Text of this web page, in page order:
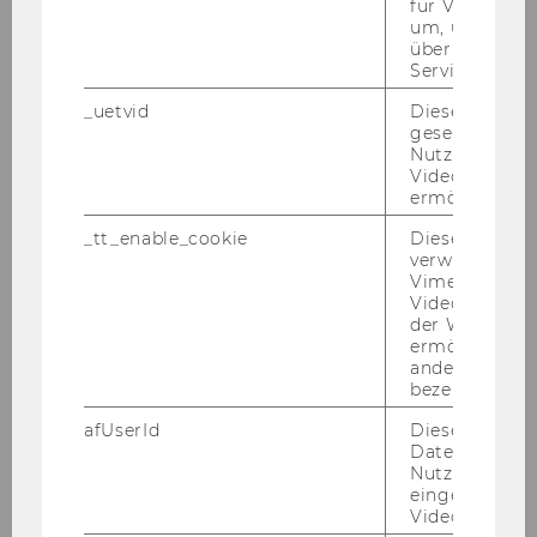
mitgestalten wollen" von P51-Project 51
soziale Innovationen
Update on Interreg SIV – Social Impact
Vouchers (NPO-Kompetenzzentrum)
Responsible Innovation Stories @LIVING
Videokonferenz COVID-19 und die Folgen
für den dritten Sektor
für Vimeo
um, um
über die
Service zu
_uetvid
Dieses
gesetzt, um
Nutzung des
Videoplayers
ermöglichen
_tt_enable_cookie
Dieses
verwendet,
Vimeo-
der WU-
ermöglichen
andere nicht
bezeichnete
afUserId
Dieses
Daten von
Videos